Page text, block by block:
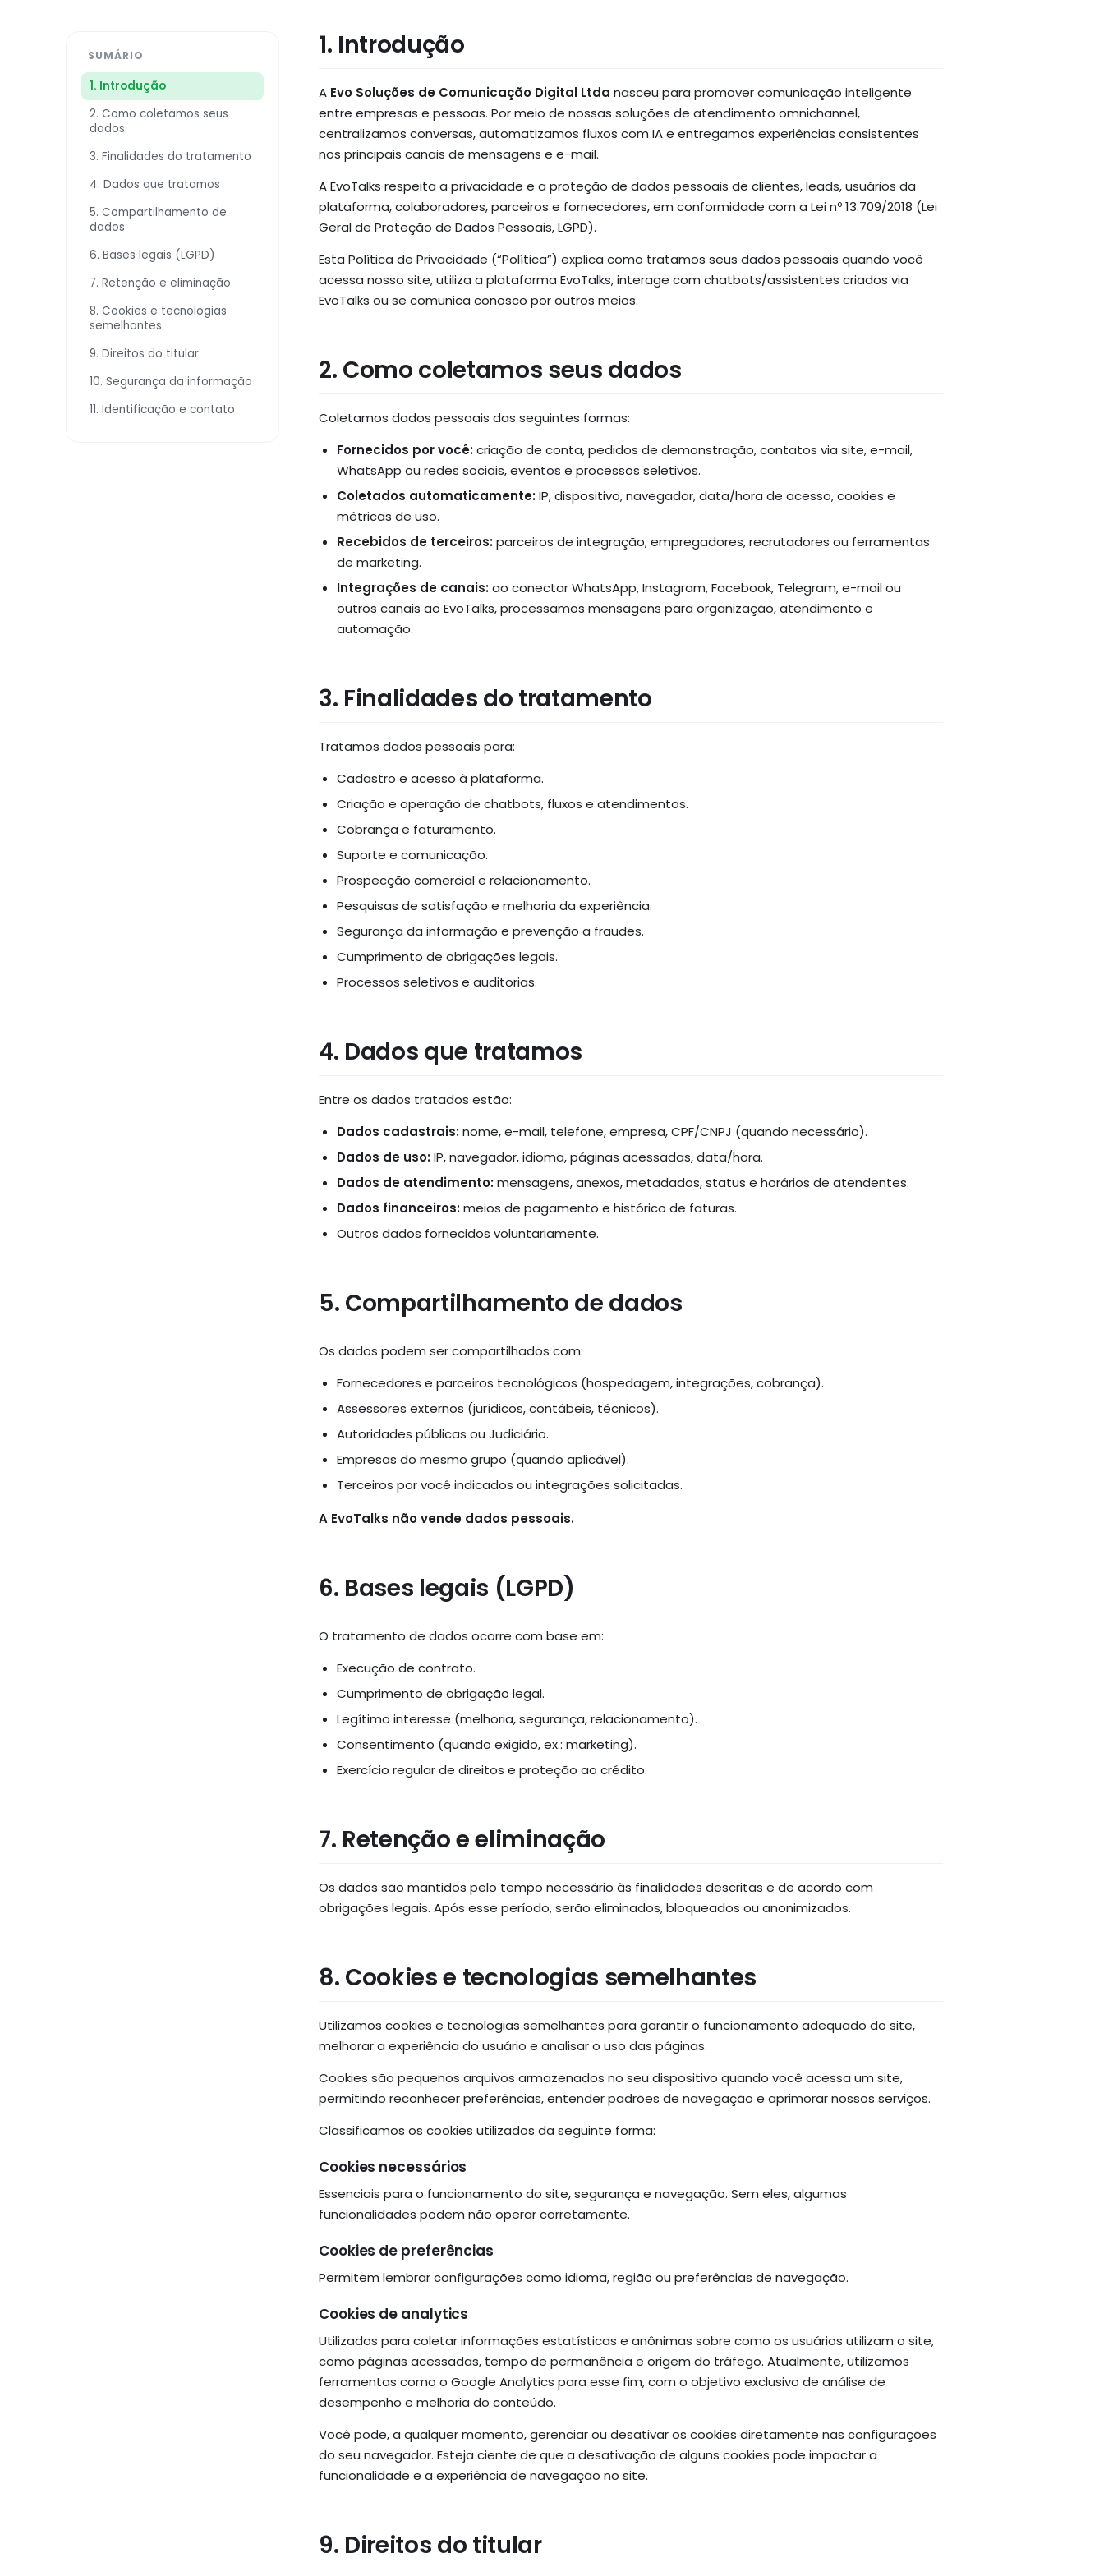
SUMÁRIO
1. Introdução
2. Como coletamos seus
dados
3. Finalidades do tratamento
4. Dados que tratamos
5. Compartilhamento de
dados
6. Bases legais (LGPD)
7. Retenção e eliminação
8. Cookies e tecnologias
semelhantes
9. Direitos do titular
10. Segurança da informação
11. Identificação e contato
1. Introdução
A Evo Soluções de Comunicação Digital Ltda nasceu para promover comunicação inteligente
entre empresas e pessoas. Por meio de nossas soluções de atendimento omnichannel,
centralizamos conversas, automatizamos fluxos com IA e entregamos experiências consistentes
nos principais canais de mensagens e e-mail.
A EvoTalks respeita a privacidade e a proteção de dados pessoais de clientes, leads, usuários da
plataforma, colaboradores, parceiros e fornecedores, em conformidade com a Lei nº 13.709/2018 (Lei
Geral de Proteção de Dados Pessoais, LGPD).
Esta Política de Privacidade (“Política”) explica como tratamos seus dados pessoais quando você
acessa nosso site, utiliza a plataforma EvoTalks, interage com chatbots/assistentes criados via
EvoTalks ou se comunica conosco por outros meios.
2. Como coletamos seus dados
Coletamos dados pessoais das seguintes formas:
Fornecidos por você:criação de conta, pedidos de demonstração, contatos via site, e-mail,
WhatsApp ou redes sociais, eventos e processos seletivos.
Coletados automaticamente:IP, dispositivo, navegador, data/hora de acesso, cookies e
métricas de uso.
Recebidos de terceiros:parceiros de integração, empregadores, recrutadores ou ferramentas
de marketing.
Integrações de canais:ao conectar WhatsApp, Instagram, Facebook, Telegram, e-mail ou
outros canais ao EvoTalks, processamos mensagens para organização, atendimento e
automação.
3. Finalidades do tratamento
Tratamos dados pessoais para:
Cadastro e acesso à plataforma.
Criação e operação de chatbots, fluxos e atendimentos.
Cobrança e faturamento.
Suporte e comunicação.
Prospecção comercial e relacionamento.
Pesquisas de satisfação e melhoria da experiência.
Segurança da informação e prevenção a fraudes.
Cumprimento de obrigações legais.
Processos seletivos e auditorias.
4. Dados que tratamos
Entre os dados tratados estão:
Dados cadastrais:nome, e-mail, telefone, empresa, CPF/CNPJ (quando necessário).
Dados de uso:IP, navegador, idioma, páginas acessadas, data/hora.
Dados de atendimento:mensagens, anexos, metadados, status e horários de atendentes.
Dados financeiros:meios de pagamento e histórico de faturas.
Outros dados fornecidos voluntariamente.
5. Compartilhamento de dados
Os dados podem ser compartilhados com:
Fornecedores e parceiros tecnológicos (hospedagem, integrações, cobrança).
Assessores externos (jurídicos, contábeis, técnicos).
Autoridades públicas ou Judiciário.
Empresas do mesmo grupo (quando aplicável).
Terceiros por você indicados ou integrações solicitadas.
A EvoTalks não vende dados pessoais.
6. Bases legais (LGPD)
O tratamento de dados ocorre com base em:
Execução de contrato.
Cumprimento de obrigação legal.
Legítimo interesse (melhoria, segurança, relacionamento).
Consentimento (quando exigido, ex.: marketing).
Exercício regular de direitos e proteção ao crédito.
7. Retenção e eliminação
Os dados são mantidos pelo tempo necessário às finalidades descritas e de acordo com
obrigações legais. Após esse período, serão eliminados, bloqueados ou anonimizados.
8. Cookies e tecnologias semelhantes
Utilizamos cookies e tecnologias semelhantes para garantir o funcionamento adequado do site,
melhorar a experiência do usuário e analisar o uso das páginas.
Cookies são pequenos arquivos armazenados no seu dispositivo quando você acessa um site,
permitindo reconhecer preferências, entender padrões de navegação e aprimorar nossos serviços.
Classificamos os cookies utilizados da seguinte forma:
Cookies necessários
Essenciais para o funcionamento do site, segurança e navegação. Sem eles, algumas
funcionalidades podem não operar corretamente.
Cookies de preferências
Permitem lembrar configurações como idioma, região ou preferências de navegação.
Cookies de analytics
Utilizados para coletar informações estatísticas e anônimas sobre como os usuários utilizam o site,
como páginas acessadas, tempo de permanência e origem do tráfego. Atualmente, utilizamos
ferramentas como o Google Analytics para esse fim, com o objetivo exclusivo de análise de
desempenho e melhoria do conteúdo.
Você pode, a qualquer momento, gerenciar ou desativar os cookies diretamente nas configurações
do seu navegador. Esteja ciente de que a desativação de alguns cookies pode impactar a
funcionalidade e a experiência de navegação no site.
9. Direitos do titular
Imobiliárias
Call Centers